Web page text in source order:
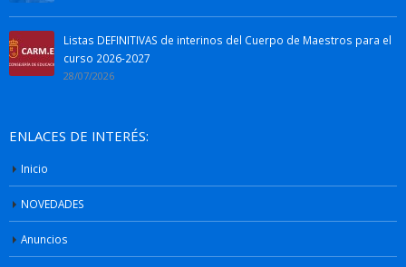
Listas DEFINITIVAS de interinos del Cuerpo de Maestros para el
curso 2026-2027
28/07/2026
ENLACES DE INTERÉS:
Inicio
NOVEDADES
Anuncios